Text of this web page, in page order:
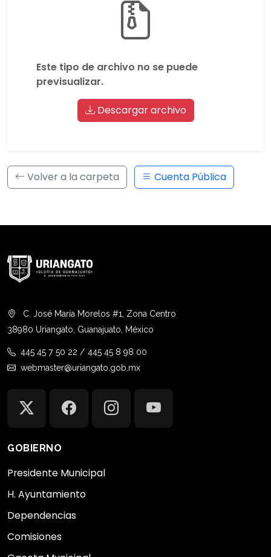
Este tipo de archivo no se puede
previsualizar.
Descargar archivo
Volver a la carpeta Cuenta Pública
C. José María Morelos #1, Zona Centro
38980 Uriangato, Guanajuato, México
445 45 7 50 22 / 445 45 8 98 00
webmaster@uriangato.gob.mx
GOBIERNO
Presidente Municipal
H. Ayuntamiento
Dependencias
Comisiones